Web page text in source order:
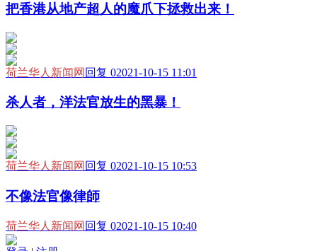
把香港从地产超人的魔爪下拯救出来！
荷兰华人新闻网 回复 02021-10-15 11:01
杀人者，洋法官放生的黑暴！
荷兰华人新闻网 回复 02021-10-15 10:53
不像法官像律師
荷兰华人新闻网 回复 02021-10-15 10:40